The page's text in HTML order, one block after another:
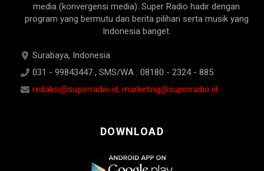
media (konvergensi media). Super Radio hadir dengan
program yang bermutu dan berita pilihan serta musik yang
Indonesia banget.
Surabaya, Indonesia
031 - 99843447 , SMS/WA : 08180 - 2324 - 885
redaksi@superradio.id, marketing@superradio.id
DOWNLOAD